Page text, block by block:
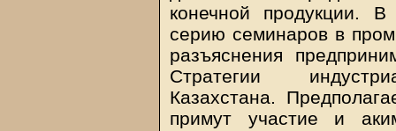
конечной продукции. В
серию семинаров в
разъяснения
Стратегии
Казахстана.
примут участие и